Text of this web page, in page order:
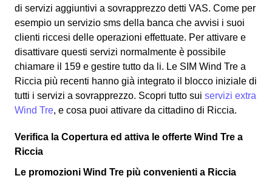
di servizi aggiuntivi a sovrapprezzo detti VAS. Come per
esempio un servizio sms della banca che avvisi i suoi
clienti riccesi delle operazioni effettuate. Per attivare e
disattivare questi servizi normalmente è possibile
chiamare il 159 e gestire tutto da li. Le SIM Wind Tre a
Riccia più recenti hanno già integrato il blocco iniziale di
tutti i servizi a sovrapprezzo. Scopri tutto sui servizi extra
Wind Tre, e cosa puoi attivare da cittadino di Riccia.
Verifica la Copertura ed attiva le offerte Wind Tre a
Riccia
Le promozioni Wind Tre più convenienti a Riccia